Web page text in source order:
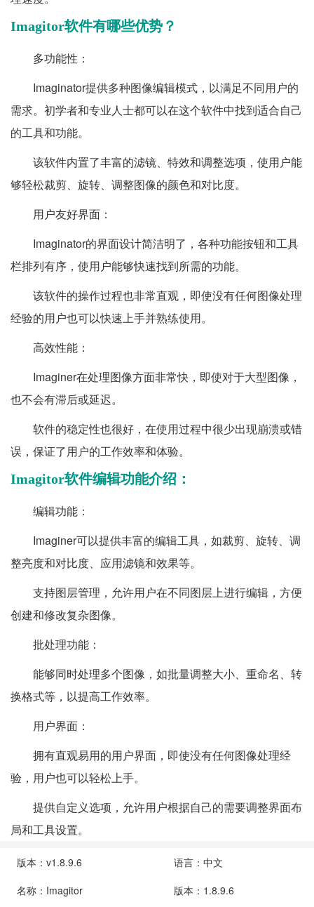
Imagitor软件有哪些优势？
多功能性：
Imaginator提供多种图像编辑模式，以满足不同用户的
需求。初学者和专业人士都可以在这个软件中找到适合自己
的工具和功能。
该软件内置了丰富的滤镜、特效和调整选项，使用户能
够轻松裁剪、旋转、调整图像的颜色和对比度。
用户友好界面：
Imaginator的界面设计简洁明了，各种功能按钮和工具
栏排列有序，使用户能够快速找到所需的功能。
该软件的操作过程也非常直观，即使没有任何图像处理
经验的用户也可以快速上手并熟练使用。
高效性能：
Imaginer在处理图像方面非常快，即使对于大型图像，
也不会有滞后或延迟。
软件的稳定性也很好，在使用过程中很少出现崩溃或错
误，保证了用户的工作效率和体验。
Imagitor软件编辑功能介绍：
编辑功能：
Imaginer可以提供丰富的编辑工具，如裁剪、旋转、调
整亮度和对比度、应用滤镜和效果等。
支持图层管理，允许用户在不同图层上进行编辑，方便
创建和修改复杂图像。
批处理功能：
能够同时处理多个图像，如批量调整大小、重命名、转
换格式等，以提高工作效率。
用户界面：
拥有直观易用的用户界面，即使没有任何图像处理经
验，用户也可以轻松上手。
提供自定义选项，允许用户根据自己的需要调整界面布
局和工具设置。
版本：v1.8.9.6
语言：中文
名称：Imagitor
版本：1.8.9.6